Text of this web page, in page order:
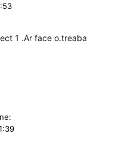
1 .Ar face o.treaba